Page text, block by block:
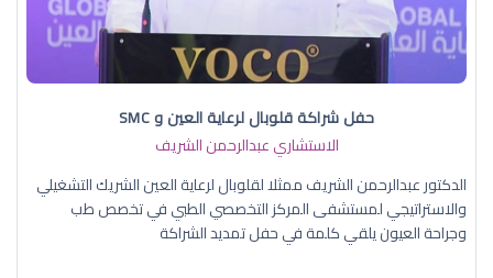
حفل شراكة قلوبال لرعاية العين و SMC
الاستشاري عبدالرحمن الشريف
الدكتور عبدالرحمن الشريف ممثلا لقلوبال لرعاية العين الشريك التشغيلي
والاستراتيجي لمستشفى المركز التخصصي الطبي في تخصص طب
وجراحة العيون يلقي كلمة في حفل تمديد الشراكة